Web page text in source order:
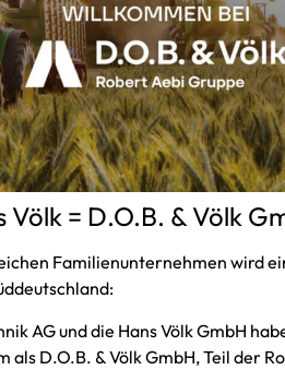
Völk = D.O.B. & Völk
Familienunternehmen wird
AG und die Hans Völk GmbH
als D.O.B. & Völk GmbH, Teil der